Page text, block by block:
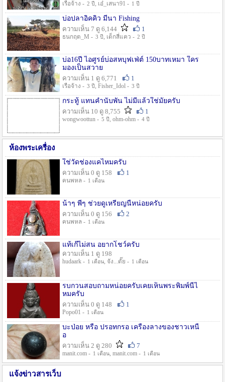
เรือจ้าง - 2 ปี , เอ๋_เสนา91 - 1 ปี
บ่อปลาอิคคิว มีนา Fishing
ความเห็น 7 ดู 6,144
1
ธนกฤต_M - 3 ปี , เด็กสี่แคว - 2 ปี
บ่อ16ปี ไอศูรย์บ่อสหบุฟเฟ่ต์ 150บาทเหมา ใคร
มองเป็นสวาย
ความเห็น 1 ดู 6,771
1
เรือจ้าง - 3 ปี , Fisher_Idol - 3 ปี
กระทู้ แทนคำนับพัน ไม่มีแล้วใช่มั๊ยครับ
ความเห็น 10 ดู 8,755
1
wongwoottun - 5 ปี , ohm-ohm - 4 ปี
ห้องพระเครื่อง
ใช่วัดช่องแคไหมครับ
ความเห็น 0 ดู 158
1
คนพหล - 1 เดือน
น้าๆ พี่ๆ ช่วยดูเหรียญนี้หน่อยครับ
ความเห็น 0 ดู 156
2
คนพหล - 1 เดือน
แท้เก๊ไม่สน อยากโชว์ครับ
ความเห็น 1 ดู 198
hudaark - 1 เดือน, จัง...ดั๊ย - 1 เดือน
รบกวนสอบถามหน่อยครับเคยเห็นพระพิมพ์นี้ไ
หมครับ
ความเห็น 0 ดู 148
1
Popo01 - 1 เดือน
บะป่อย หรือ ปรอทกรอ เครื่องลางของชาวเหนื
อ
ความเห็น 2 ดู 280
7
manit.com - 1 เดือน, manit.com - 1 เดือน
แจ้งข่าวสารเว็บ